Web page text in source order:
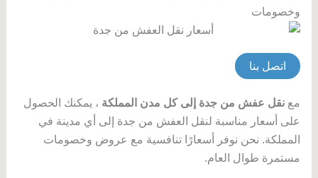
وخصومات
اتصل بنا
مع نقل عفش من جدة إلى كل مدن المملكة ، يمكنك الحصول
على أسعار مناسبة لنقل العفش من جدة إلى أي مدينة في
المملكة. نحن نوفر أسعارًا تنافسية مع عروض وخصومات
مستمرة طوال العام.